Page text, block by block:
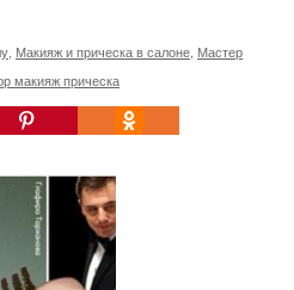
Макияж и прическа в салоне Мастер
макияж прическа